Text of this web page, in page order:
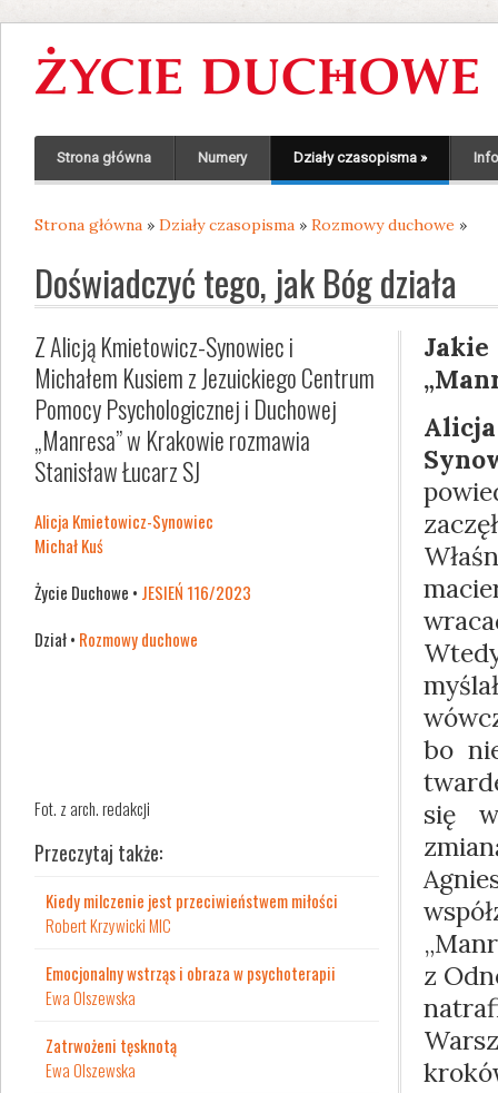
Strona główna Numery Działy czasopisma »
Jesteś tutaj
Strona główna » Działy czasopisma » Rozmowy duchowe »
Doświadczyć tego, jak Bóg działa
Z Alicją Kmietowicz-Synowiec i
Michałem Kusiem z Jezuickiego Centrum
Pomocy Psychologicznej i Duchowej
„Manresa” w Krakowie rozmawia
Stanisław Łucarz SJ
Alicja Kmietowicz-Synowiec
Michał Kuś
Życie Duchowe • JESIEŃ 116/2023
Dział • Rozmowy duchowe
Fot. z arch. redakcji
Przeczytaj także:
Kiedy milczenie jest przeciwieństwem miłości
Robert Krzywicki MIC
Emocjonalny wstrząs i obraza w psychoterapii
Ewa Olszewska
Zatrwożeni tęsknotą
Ewa Olszewska
bo
się
z